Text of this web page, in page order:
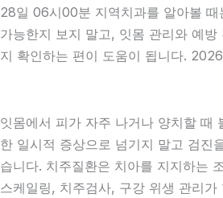
28일 06시00분 지역치과를 알아볼
가능한지 보지 말고, 잇몸 관리와 예방
지 확인하는 편이 도움이 됩니다.
잇몸에서 피가 자주 나거나 양치할 때
한 일시적 증상으로 넘기지 말고 검진
습니다. 치주질환은 치아를 지지하는
스케일링, 치주검사, 구강 위생 관리가